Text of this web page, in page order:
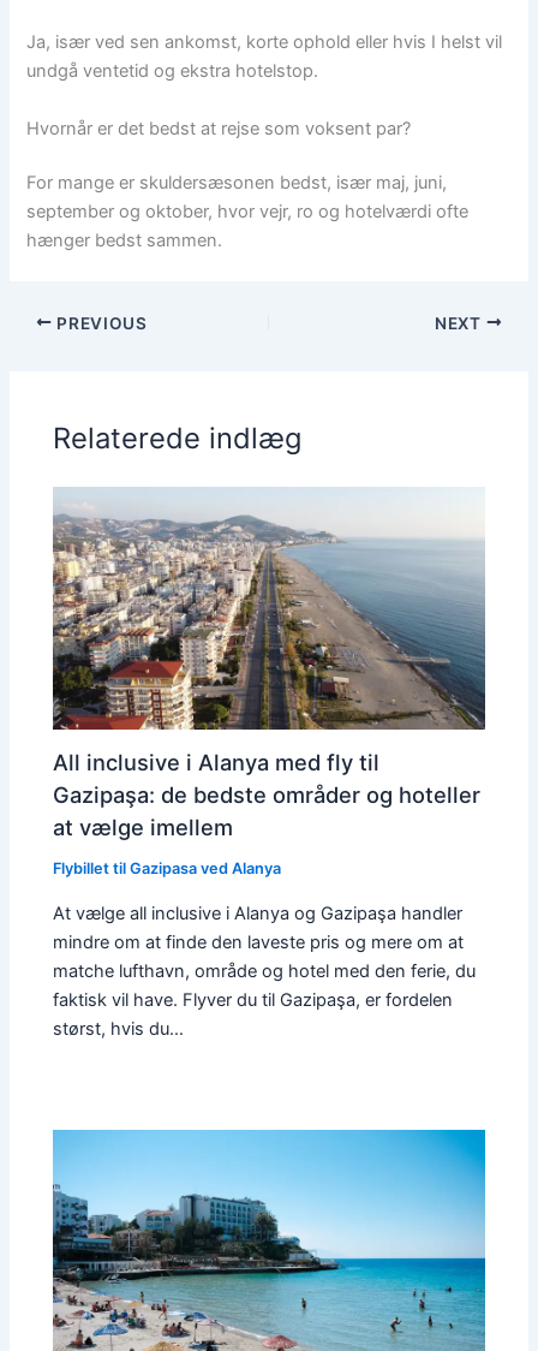
Ja, især ved sen ankomst, korte ophold eller hvis I helst vil
undgå ventetid og ekstra hotelstop.
Hvornår er det bedst at rejse som voksent par?
For mange er skuldersæsonen bedst, især maj, juni,
september og oktober, hvor vejr, ro og hotelværdi ofte
hænger bedst sammen.
PREVIOUS NEXT
Relaterede indlæg
All inclusive i Alanya med fly til
Gazipaşa: de bedste områder og hoteller
at vælge imellem
Flybillet til Gazipasa ved Alanya
At vælge all inclusive i Alanya og Gazipaşa handler
mindre om at finde den laveste pris og mere om at
matche lufthavn, område og hotel med den ferie, du
faktisk vil have. Flyver du til Gazipaşa, er fordelen
størst, hvis du…